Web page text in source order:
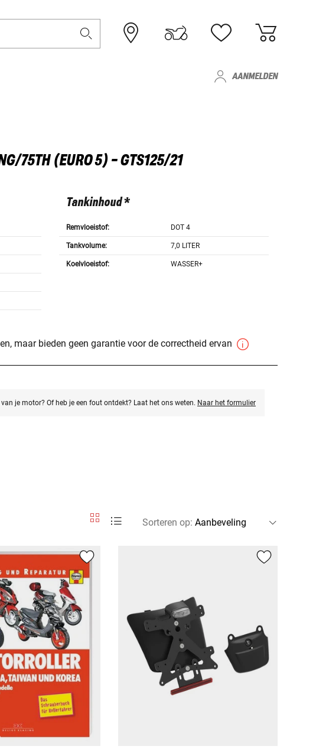
AANMELDEN
75TH (EURO 5) - GTS125/21
Tankinhoud *
Remvloeistof: DOT 4
Tankvolume: 7,0 LITER
Koelvloeistof: WASSER+
maar bieden geen garantie voor de correctheid ervan
je motor? Of heb je een fout ontdekt? Laat het ons weten. Naar het formulier
Sorteren op: